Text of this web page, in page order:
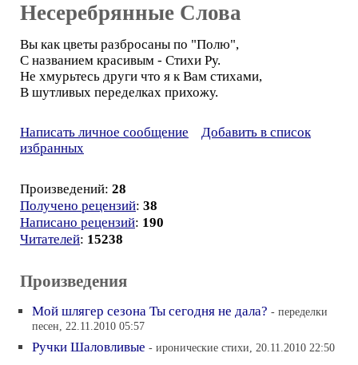
Несеребрянные Слова
Вы как цветы разбросаны по "Полю",
С названием красивым - Стихи Ру.
Не хмурьтесь други что я к Вам стихами,
В шутливых переделках прихожу.
Написать личное сообщение
Добавить в список
избранных
Произведений: 28
Получено рецензий: 38
Написано рецензий: 190
Читателей: 15238
Произведения
Мой шлягер сезона Ты сегодня не дала? - переделки
песен, 22.11.2010 05:57
Ручки Шаловливые - иронические стихи, 20.11.2010 22:50